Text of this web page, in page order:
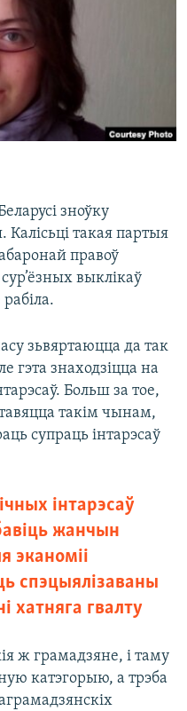
зноўку
такая партыя
правоў
выклікаў
зьвяртаюцца да так
гэта знаходзіцца на
Больш за тое,
такім чынам,
супраць інтарэсаў
інтарэсаў
жанчын
эканоміі
спэцыялізаваны
хатняга гвалту
ж грамадзяне, і таму
катэгорыю, а трэба